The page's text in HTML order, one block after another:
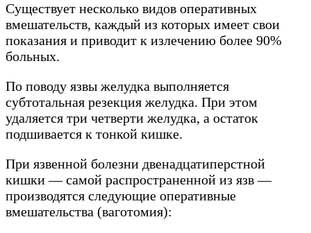
Существует несколько видов оперативных
вмешательств, каждый из которых имеет свои
показания и приводит к излечению более 90%
больных.
По поводу язвы желудка выполняется
субтотальная резекция желудка. При этом
удаляется три четверти желудка, а остаток
подшивается к тонкой кишке.
При язвенной болезни двенадцатиперстной
кишки — самой распространенной из язв —
производятся следующие оперативные
вмешательства (ваготомия):